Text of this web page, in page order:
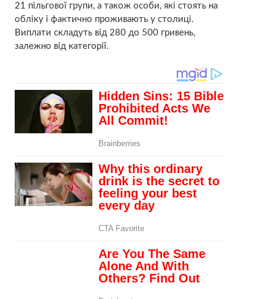
21 пільгової групи, а також особи, які стоять на
обліку і фактично проживають у столиці.
Виплати складуть від 280 до 500 гривень,
залежно від категорії.